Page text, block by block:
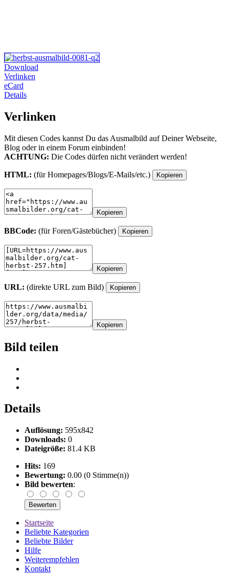
Download
Verlinken
eCard
Details
Verlinken
Mit diesen Codes kannst Du das Ausmalbild auf Deiner Webseite,
Blog oder in einem Forum einbinden!
ACHTUNG: Die Codes dürfen nicht verändert werden!
HTML: (für Homepages/Blogs/E-Mails/etc.) Kopieren
Kopieren
BBCode: (für Foren/Gästebücher) Kopieren
Kopieren
URL: (direkte URL zum Bild) Kopieren
Kopieren
Bild teilen
Details
Auflösung: 595x842
Downloads: 0
Dateigröße: 81.4 KB
Hits: 169
Bewertung: 0.00 (0 Stimme(n))
Bild bewerten:
Startseite
Beliebte Kategorien
Beliebte Bilder
Hilfe
Weiterempfehlen
Kontakt